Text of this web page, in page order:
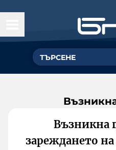
Възникна
зареждането